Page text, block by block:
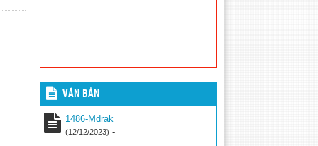
VĂN BẢN
1486-Mdrak
(12/12/2023) -